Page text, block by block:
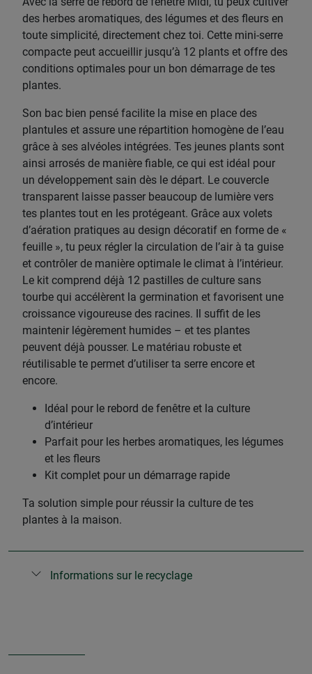
des herbes aromatiques, des légumes et des fleurs en
toute simplicité, directement chez toi. Cette mini-serre
compacte peut accueillir jusqu’à 12 plants et offre des
conditions optimales pour un bon démarrage de tes
plantes.
Son bac bien pensé facilite la mise en place des
plantules et assure une répartition homogène de l’eau
grâce à ses alvéoles intégrées. Tes jeunes plants sont
ainsi arrosés de manière fiable, ce qui est idéal pour
un développement sain dès le départ. Le couvercle
transparent laisse passer beaucoup de lumière vers
tes plantes tout en les protégeant. Grâce aux volets
d’aération pratiques au design décoratif en forme de «
feuille », tu peux régler la circulation de l’air à ta guise
et contrôler de manière optimale le climat à l’intérieur.
Le kit comprend déjà 12 pastilles de culture sans
tourbe qui accélèrent la germination et favorisent une
croissance vigoureuse des racines. Il suffit de les
maintenir légèrement humides – et tes plantes
peuvent déjà pousser. Le matériau robuste et
réutilisable te permet d’utiliser ta serre encore et
encore.
Idéal pour le rebord de fenêtre et la culture
d’intérieur
Parfait pour les herbes aromatiques, les légumes
et les fleurs
Kit complet pour un démarrage rapide
Ta solution simple pour réussir la culture de tes
plantes à la maison.
Informations sur le recyclage